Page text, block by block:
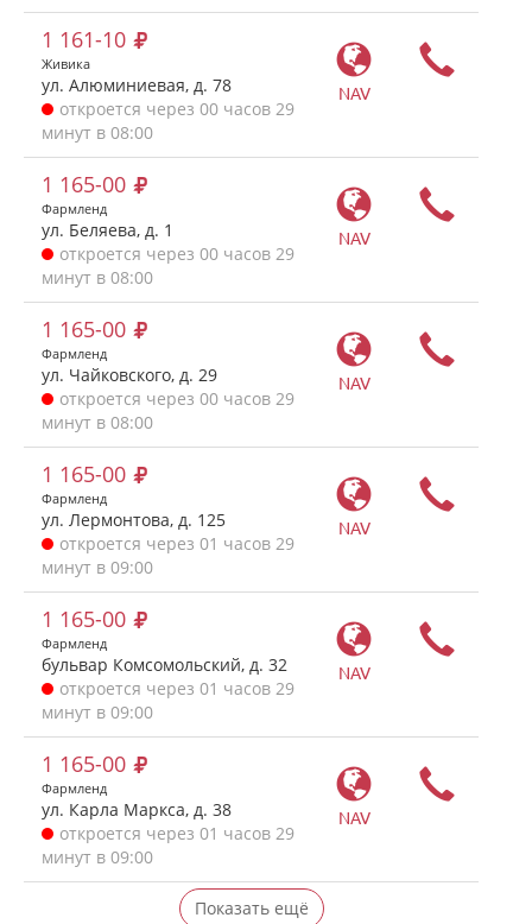
NAV
1 161-10
Живика
ул. Алюминиевая, д. 78
откроется через 00 часов 29
минут в 08:00
NAV
1 165-00
Фармленд
ул. Беляева, д. 1
откроется через 00 часов 29
минут в 08:00
NAV
1 165-00
Фармленд
ул. Чайковского, д. 29
откроется через 00 часов 29
минут в 08:00
NAV
1 165-00
Фармленд
ул. Лермонтова, д. 125
откроется через 01 часов 29
минут в 09:00
NAV
1 165-00
Фармленд
бульвар Комсомольский, д. 32
откроется через 01 часов 29
минут в 09:00
NAV
1 165-00
Фармленд
ул. Карла Маркса, д. 38
откроется через 01 часов 29
минут в 09:00
Показать ещё